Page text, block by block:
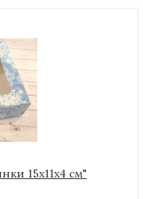
15х11х4 см"